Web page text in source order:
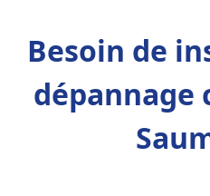
Besoin de
dépannage